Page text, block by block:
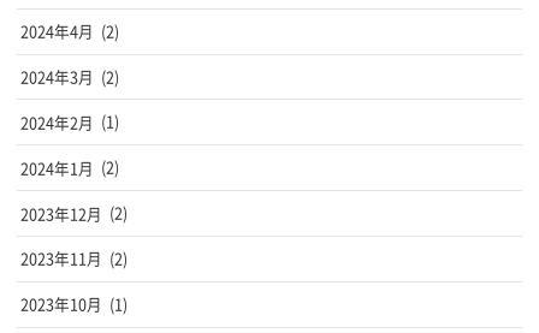
2024年4月 (2)
2024年3月 (2)
2024年2月 (1)
2024年1月 (2)
2023年12月 (2)
2023年11月 (2)
2023年10月 (1)